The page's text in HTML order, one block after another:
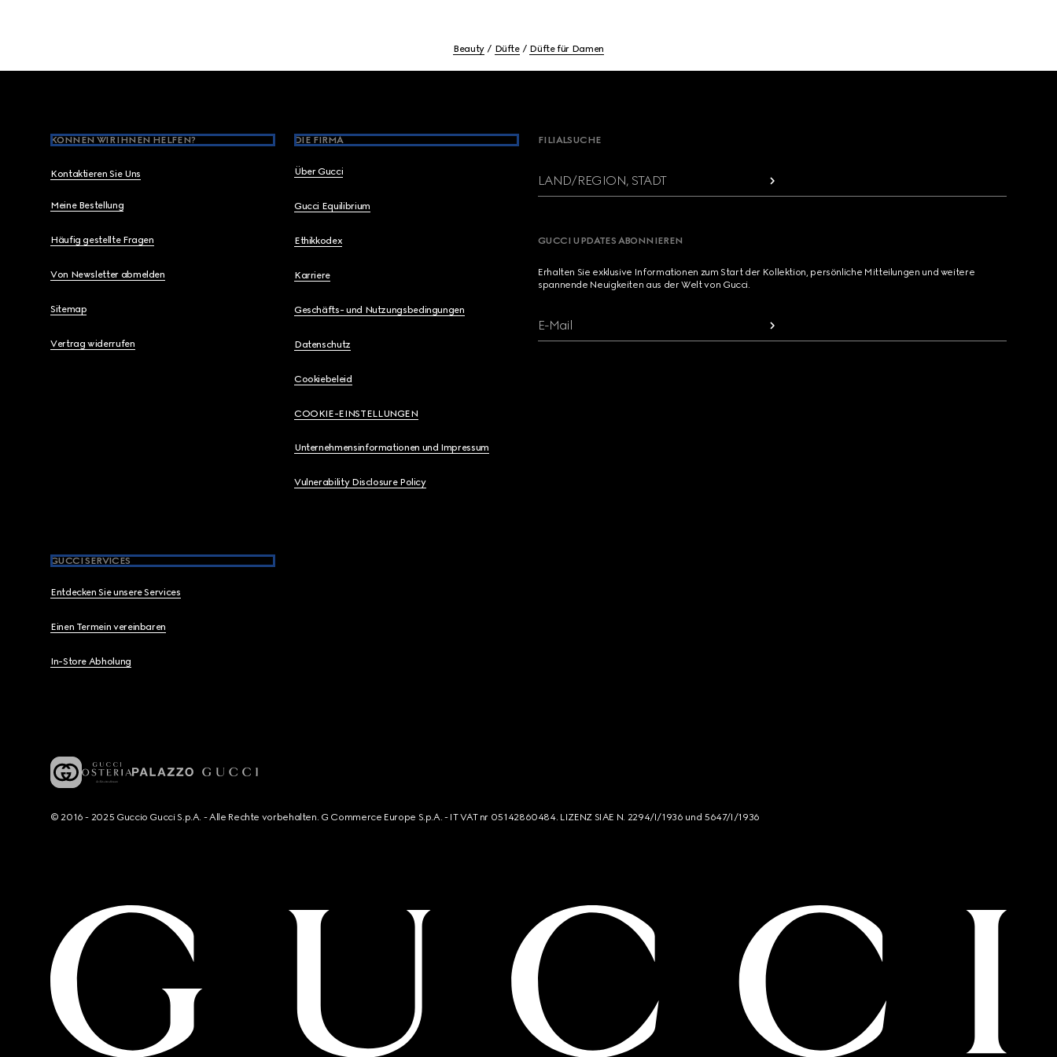
Beauty Düfte Düfte für Damen
KÖNNEN WIR IHNEN HELFEN?
Kontaktieren Sie Uns
Meine Bestellung
Häufig gestellte Fragen
Von Newsletter abmelden
Sitemap
Vertrag widerrufen
DIE FIRMA
Über Gucci
Gucci Equilibrium
Ethikkodex
Karriere
Geschäfts- und Nutzungsbedingungen
Datenschutz
Cookiebeleid
COOKIE-EINSTELLUNGEN
Unternehmensinformationen und Impressum
Vulnerability Disclosure Policy
GUCCI SERVICES
Entdecken Sie unsere Services
Einen Termein vereinbaren
In-Store Abholung
FILIALSUCHE
LAND/REGION, STADT
GUCCI UPDATES ABONNIEREN
Erhalten Sie exklusive Informationen zum Start der Kollektion, persönliche Mitteilungen und weitere
spannende Neuigkeiten aus der Welt von Gucci.
E-Mail
© 2016 - 2025 Guccio Gucci S.p.A. - Alle Rechte vorbehalten. G Commerce Europe S.p.A. - IT VAT nr 05142860484. LIZENZ SIAE N. 2294/I/1936 und 5647/I/1936